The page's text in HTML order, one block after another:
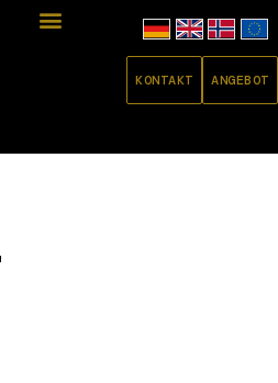
KONTAKT ANGEBOT